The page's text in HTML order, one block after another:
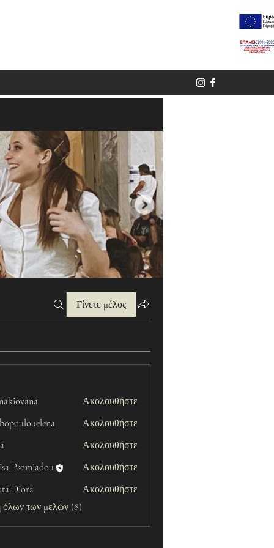
Γίνετε μέλος
Ακολουθήστε
Ακολουθήστε
Ακολουθήστε
Psomiadou
Ακολουθήστε
Diora
Ακολουθήστε
όλων των μελών (8)